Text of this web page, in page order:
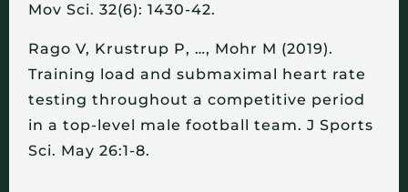
Mov Sci. 32(6): 1430-42.
Rago V, Krustrup P, …, Mohr M (2019).
Training load and submaximal heart rate
testing throughout a competitive period
in a top-level male football team. J Sports
Sci. May 26:1-8.